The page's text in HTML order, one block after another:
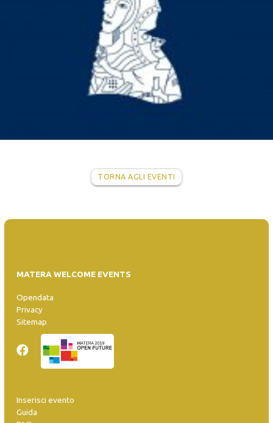
TORNA AGLI EVENTI
MATERA WELCOME EVENTS
Opendata
Privacy
Sitemap
Inserisci evento
Guida